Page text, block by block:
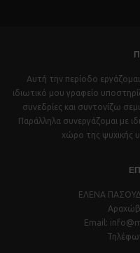
Αυτή την περίοδο
ιδιωτικό μου γραφείο
συνεδρίες και συντονίζω
Παράλληλα συνεργάζομαι με
χώρο της ψυχικής
ΕΛΕΝΑ
Email: